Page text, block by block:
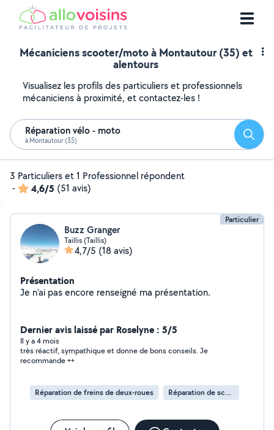
Mécaniciens scooter/moto à Montautour (35) et
alentours
Visualisez les profils des particuliers et professionnels
mécaniciens à proximité, et contactez-les !
Réparation vélo - moto
à Montautour (35)
3 Particuliers et 1 Professionnel répondent
-
4,6/5 (51 avis)
Particulier
Buzz Granger
Taillis (Taillis)
4,7/5 (18 avis)
Présentation
Je n'ai pas encore renseigné ma présentation.
Dernier avis laissé par Roselyne : 5/5
Il y a 4 mois
très réactif, sympathique et donne de bons conseils. Je
recommande ++
Réparation de freins de deux-roues Réparation de scooter